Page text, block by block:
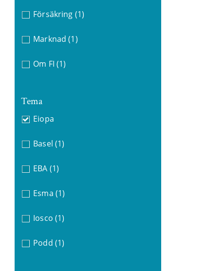
Försäkring (1)
Marknad (1)
Om FI (1)
Tema
Eiopa
Basel (1)
EBA (1)
Esma (1)
Iosco (1)
Podd (1)